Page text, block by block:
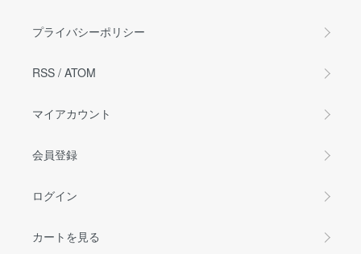
プライバシーポリシー
RSS / ATOM
マイアカウント
会員登録
ログイン
カートを見る